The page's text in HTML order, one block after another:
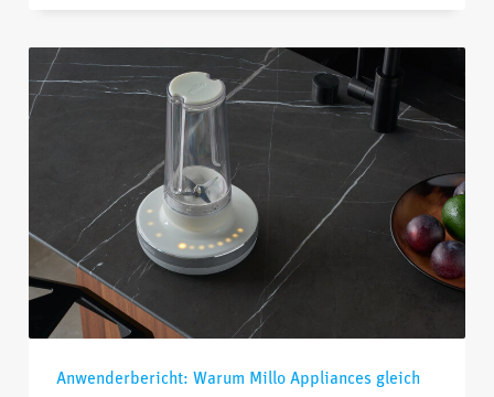
Anwenderbericht: Warum Millo Appliances gleich